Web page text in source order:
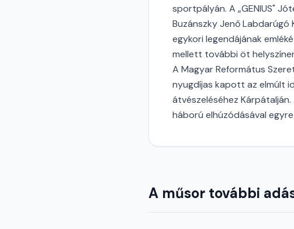
sportpályán. A „GENIUS"
Buzánszky Jenő
egykori legendájának
mellett további öt
A Magyar Református
nyugdíjas kapott az elmúlt
átvészeléséhez
háború elhúzódásával
A műsor további